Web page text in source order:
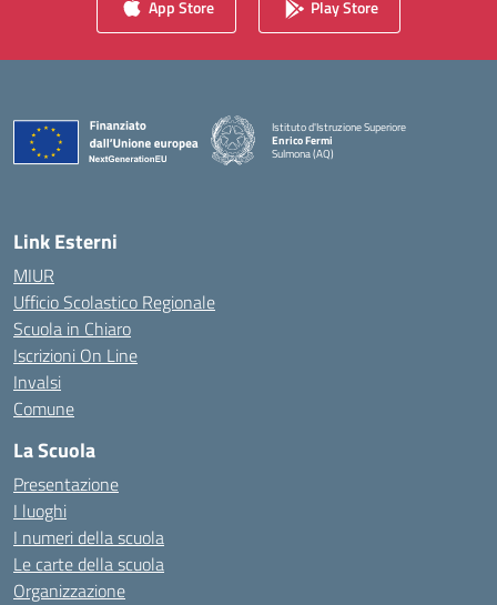
App Store Play Store
Istituto d'Istruzione Superiore
Enrico Fermi
Sulmona (AQ)
— Visita la pagina iniziale della scuola
Link Esterni
MIUR
Ufficio Scolastico Regionale
Scuola in Chiaro
Iscrizioni On Line
Invalsi
Comune
La Scuola
Presentazione
I luoghi
I numeri della scuola
Le carte della scuola
Organizzazione